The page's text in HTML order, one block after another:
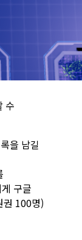
수
을 남길
구글
권 100명)